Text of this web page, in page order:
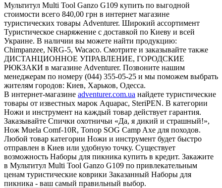
Мультитул Multi Tool Ganzo G109 купить по выгодной
стоимости всего 840,00 грн в интернет магазине
туристических товары Adventurer. Широкий ассортимент
Туристическое снаряжение с доставкой по Киеву и всей
Украине. В наличии вы можете найти продукцию:
Chimpanzee, NRG-5, Wacaco. Смотрите и заказывайте также
ДИСТАНЦИОННОЕ УПРАВЛЕНИЕ, ГОРОДСКИЕ
РЮКЗАКИ в магазине Adventurer. Позвоните нашим
менеджерам по номеру (044) 355-05-25 и мы поможем выбрать
жителям городов: Киев, Харьков, Одесса.
В интернет-магазине adventurer.com.ua найдете туристические
товары от известных марок Aquapac, SteriPEN. В категории
Ножи и инструмент на каждый товар действует гарантия.
Заказывайте Спички охотничьи «Да, я дикий и страшный!»,
Нож Muela Comf-10R, Топор SOG Camp Axe для походов.
Любой товар категории Ножи и инструмент будет быстро
отправлен в Киев или удобную точку. Существует
возможность Наборы для пикника купить в кредит. Закажите
в Мультитул Multi Tool Ganzo G109 по привлекательным
ценам туристические коврики Заказанный Наборы для
пикника - ваш самый правильный выбор.